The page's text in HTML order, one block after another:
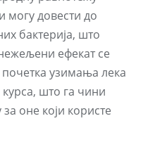
могу довести до
бактерија, што
ефекат се
узимања лека
што га чини
оне који користе